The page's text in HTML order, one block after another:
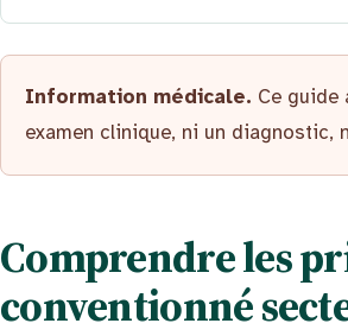
Information médicale. Ce guide
examen clinique, ni un diagnostic,
Comprendre les
conventionné